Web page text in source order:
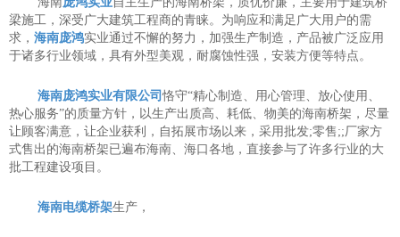
梁施工，深受广大建筑工程商的青睐。为响应和满足广大用户的需
求， 海南庞鸿实业通过不懈的努力，加强生产制造，产品被广泛应用
于诸多行业领域，具有外型美观，耐腐蚀性强，安装方便等特点。
海南庞鸿实业有限公司恪守“精心制造、用心管理、放心使用、
热心服务”的质量方针，以生产出质高、耗低、物美的海南桥架，尽量
让顾客满意，让企业获利，自拓展市场以来，采用批发;零售;;厂家方
式售出的海南桥架已遍布海南、海口各地，直接参与了许多行业的大
批工程建设项目。
海南电缆桥架生产，